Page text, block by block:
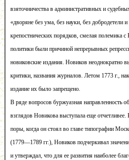
взяточничества в административных и
«дворяне без ума, без науки, без добродетели
крепостнических порядков, смелая полемика с
политики были причиной непрерывных
новиковские издания. Новиков неоднократно
критики, названия журналов. Летом 1773 г.,
издание их было запрещено.
В ряде вопросов буржуазная направленность
взглядов Новикова выступала еще
поры, когда он стоял во главе типографии
(1779—1789 гг.), Новиков подчеркивал
и утверждал, что для ее развития наиболее